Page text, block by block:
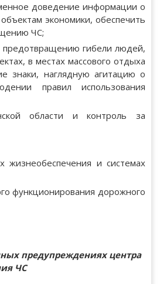
доведение информации о
экономики, обеспечить
ЧС;
гибели людей,
в местах массового отдыха
знаки, наглядную агитацию о
правил использования
области и контроль за
жизнеобеспечения и системах
функционирования дорожного
предупреждениях центра
ЧС